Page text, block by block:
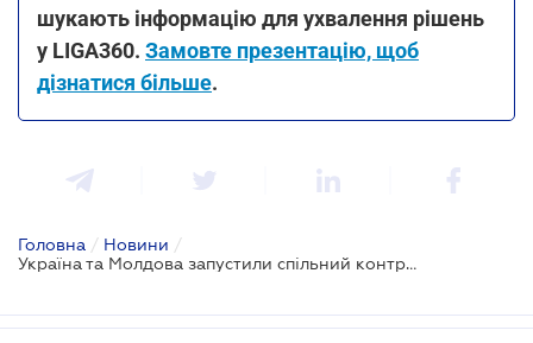
шукають інформацію для ухвалення рішень
у LIGA360. Замовте презентацію, щоб
дізнатися більше.
Головна / Новини /
Україна та Молдова запустили спільний контроль на залізниці у пункті пропуску "Кучурган-Новосавицьке"